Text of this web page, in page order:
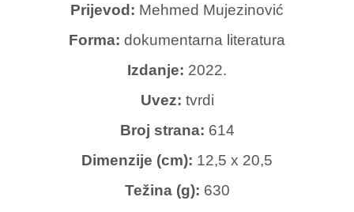
Prijevod: Mehmed Mujezinović
Forma: dokumentarna literatura
Izdanje: 2022.
Uvez: tvrdi
Broj strana: 614
Dimenzije (cm): 12,5 x 20,5
Težina (g): 630